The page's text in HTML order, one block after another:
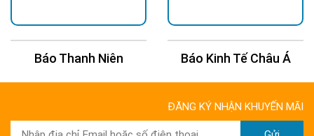
Báo Thanh Niên Báo Kinh Tế Châu Á
ĐĂNG KÝ NHẬN KHUYẾN MÃI